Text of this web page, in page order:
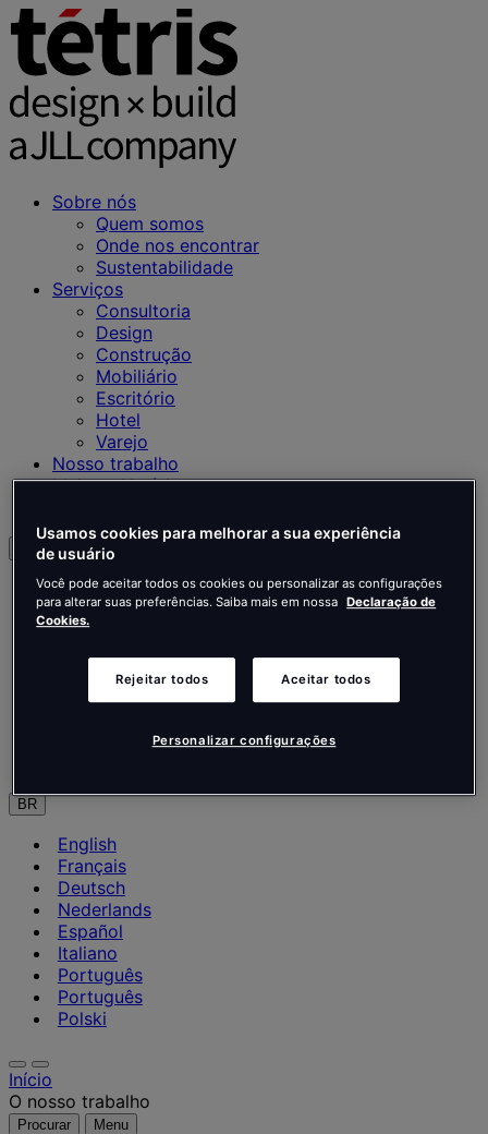
Sobre nós
Quem somos
Onde nos encontrar
Sustentabilidade
Serviços
Consultoria
Design
Construção
Mobiliário
Escritório
Hotel
Varejo
Nosso trabalho
Ideias e Notícias
Português
English
Français
Deutsch
Nederlands
Español
Italiano
BR
English
Français
Deutsch
Nederlands
Español
Italiano
Português
Português
Polski
Início
O nosso trabalho
Procurar Menu
Usamos cookies para melhorar a sua experiência
de usuário
Você pode aceitar todos os cookies ou personalizar as configurações
para alterar suas preferências. Saiba mais em nossa Declaração de
Cookies.
Rejeitar todos Aceitar todos
Personalizar configurações